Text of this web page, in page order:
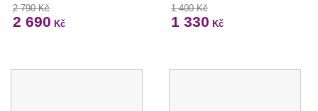
2 790 Kč
2 690 Kč
1 400 Kč
1 330 Kč